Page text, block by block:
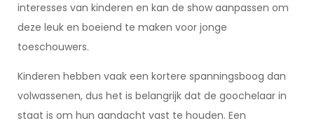
interesses van kinderen en kan de show aanpassen om
deze leuk en boeiend te maken voor jonge
toeschouwers.
Kinderen hebben vaak een kortere spanningsboog dan
volwassenen, dus het is belangrijk dat de goochelaar in
staat is om hun aandacht vast te houden. Een